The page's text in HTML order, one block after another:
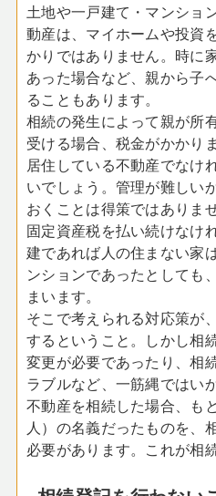
土地や一戸建て・マンショ
動産は、マイホームや投資
かりではありません。時に
あった場合など、親から子
ることもあります。
相続の発生によって親が所
受ける場合、税金がかかり
居住している不動産でなけ
いでしょう。管理が難しい
おくことは得策ではありま
固定資産税を払い続けなけ
建であれば人の住まない家
ンションであったとしても
まいます。
そこで考えられる対応策が
するということ。しかし相
変更が必要であったり、相
ラブルなど、一筋縄ではい
不動産を相続した場合、も
人）の名義だったものを、
必要があります。これが相